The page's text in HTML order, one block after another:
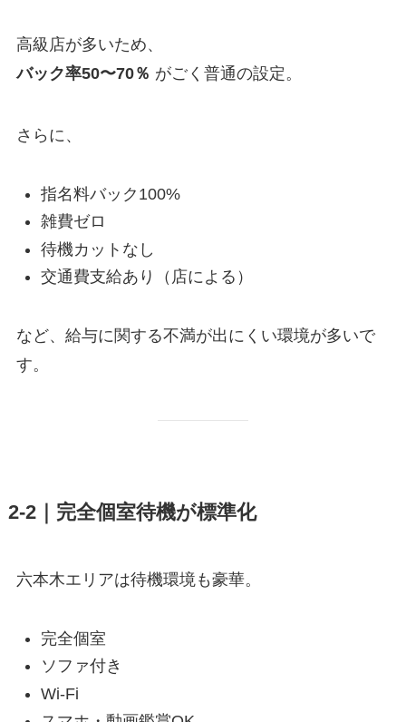
高級店が多いため、
バック率50〜70％ がごく普通の設定。
さらに、
指名料バック100%
雑費ゼロ
待機カットなし
交通費支給あり（店による）
など、給与に関する不満が出にくい環境が多いで
す。
2-2｜完全個室待機が標準化
六本木エリアは待機環境も豪華。
完全個室
ソファ付き
Wi-Fi